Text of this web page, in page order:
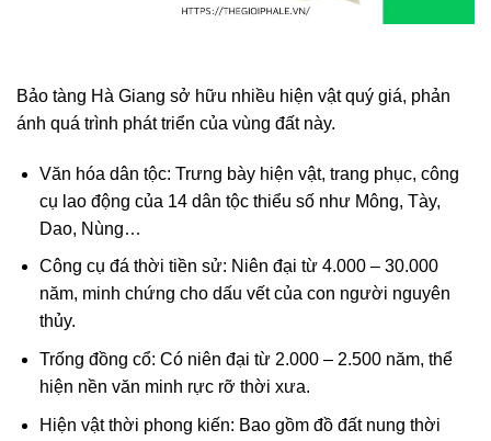
Bảo tàng Hà Giang sở hữu nhiều hiện vật quý giá, phản
ánh quá trình phát triển của vùng đất này.
Văn hóa dân tộc: Trưng bày hiện vật, trang phục, công
cụ lao động của 14 dân tộc thiểu số như Mông, Tày,
Dao, Nùng…
Công cụ đá thời tiền sử: Niên đại từ 4.000 – 30.000
năm, minh chứng cho dấu vết của con người nguyên
thủy.
Trống đồng cổ: Có niên đại từ 2.000 – 2.500 năm, thể
hiện nền văn minh rực rỡ thời xưa.
Hiện vật thời phong kiến: Bao gồm đồ đất nung thời